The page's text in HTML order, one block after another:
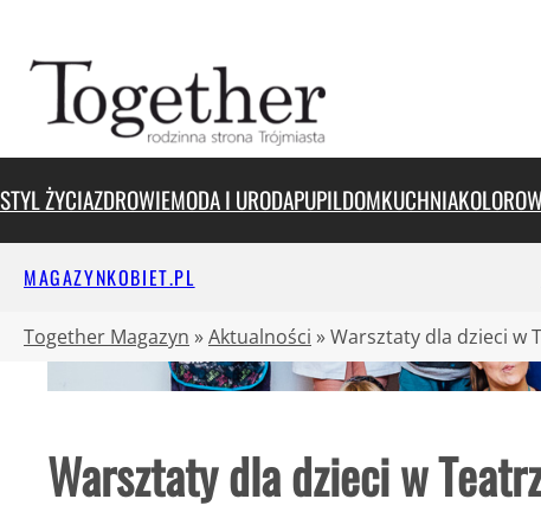
treści
STYL ŻYCIAZDROWIEMODA I URODAPUPILDOMKUCHNIA
MAGAZYNKOBIET.PL
Together Magazyn »Aktualności »Warsztaty dla dzieci w
Warsztaty dla dzieci w